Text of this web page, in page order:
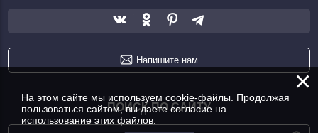
Напишите нам
ПОИСК ПО САЙТУ
×
На этом сайте мы используем cookie-файлы. Продолжая
пользоваться сайтом, вы даете согласие на
использование этих файлов.